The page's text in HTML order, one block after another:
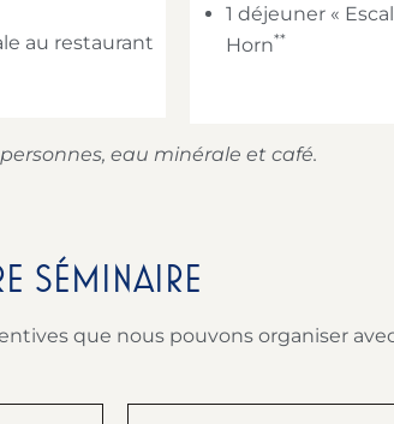
au restaurant
1 déjeuner «
Horn**
eau minérale et café.
SÉMINAIRE
que nous pouvons organiser